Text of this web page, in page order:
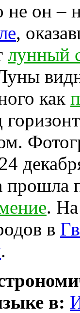
он –
,
лунный
как
прошла
.
в
.
в: